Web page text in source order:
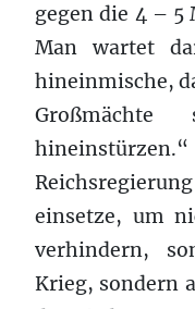
gegen die 4 – 5
Man wartet
hineinmische,
einsetze, um
verhindern,
Krieg, sondern